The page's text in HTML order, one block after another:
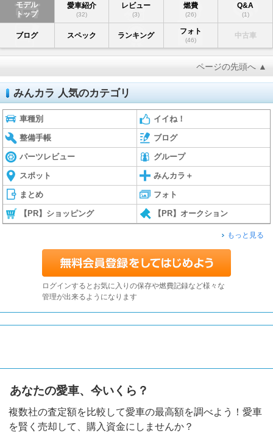
モデル
トップ
愛車紹介
(32)
レビュー
(3)
燃費
(26)
Q&A
(1)
ブログ スペック ランキング フォト
(46)
中古車
ページの先頭へ ▲
みんカラ 人気のカテゴリ
車種別 イイね！
整備手帳 ブログ
パーツレビュー グループ
スポット みんカラ＋
まとめ フォト
【PR】ショッピング 【PR】オークション
もっと見る
ログインするとお気に入りの保存や燃費記録など様々な
管理が出来るようになります
あなたの愛車、今いくら？
複数社の査定額を比較して愛車の最高額を調べよう！愛車
を賢く売却して、購入資金にしませんか？